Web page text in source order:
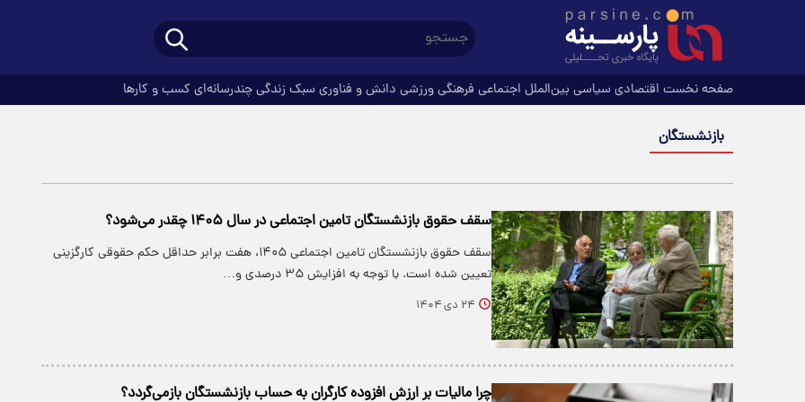
صفحه نخست اقتصادی سیاسی بین‌الملل اجتماعی فرهنگیورزشی دانش و فناوری سبک زندگیچندرسانه‌ای کسب و کارها
بازنشستگان
سقف حقوق بازنشستگان تامین اجتماعی در سال ۱۴۰۵ چقدر می‌شود؟
سقف حقوق بازنشستگان تامین اجتماعی ۱۴۰۵، هفت برابر حداقل حکم حقوقی کارگزینی
تعیین شده است. با توجه به افزایش ۳۵ درصدی و…
۲۴ دی ۱۴۰۴
چرا مالیات بر ارزش افزوده کارگران به حساب بازنشستگان بازمی‌گردد؟